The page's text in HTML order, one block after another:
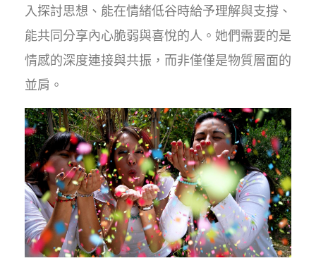
入探討思想、能在情緒低谷時給予理解與支撐、
能共同分享內心脆弱與喜悅的人。她們需要的是
情感的深度連接與共振，而非僅僅是物質層面的
並肩。